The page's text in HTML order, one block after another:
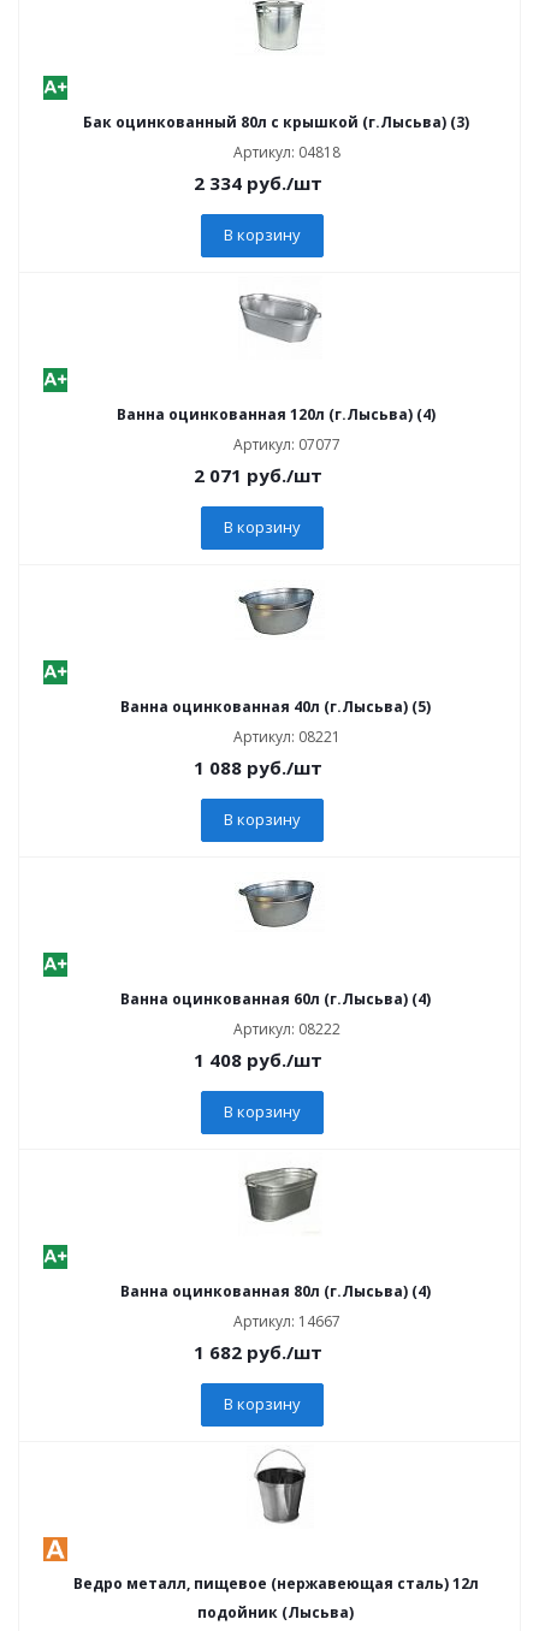
Бак оцинкованный 80л с крышкой (г.Лысьва) (3)
Артикул: 04818
2 334руб./шт
В корзину
Ванна оцинкованная 120л (г.Лысьва) (4)
Артикул: 07077
2 071 руб./шт
В корзину
Ванна оцинкованная 40л (г.Лысьва) (5)
Артикул: 08221
1 088руб./шт
В корзину
Ванна оцинкованная 60л (г.Лысьва) (4)
Артикул: 08222
1 408руб./шт
В корзину
Ванна оцинкованная 80л (г.Лысьва) (4)
Артикул: 14667
1 682руб./шт
В корзину
Ведро металл, пищевое (нержавеющая сталь) 12л
подойник (Лысьва)